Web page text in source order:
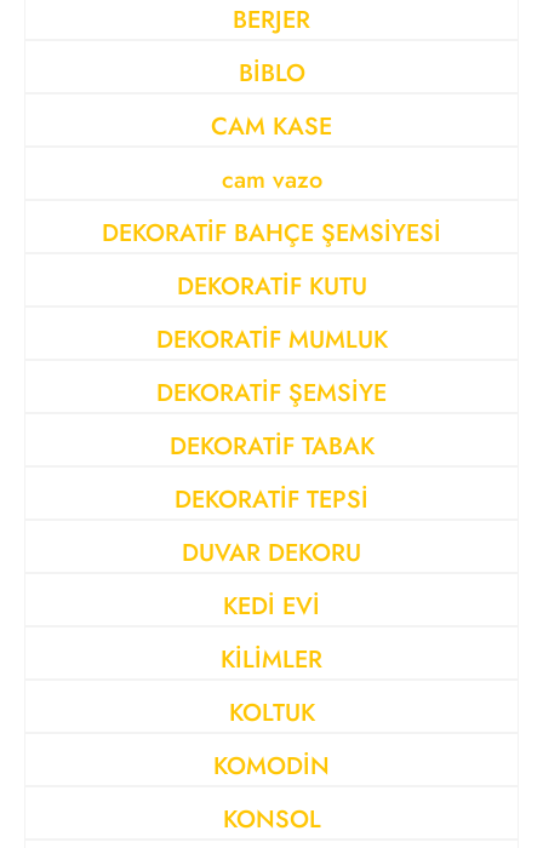
BERJER
BİBLO
CAM KASE
cam vazo
DEKORATİF BAHÇE ŞEMSİYESİ
DEKORATİF KUTU
DEKORATİF MUMLUK
DEKORATİF ŞEMSİYE
DEKORATİF TABAK
DEKORATİF TEPSİ
DUVAR DEKORU
KEDİ EVİ
KİLİMLER
KOLTUK
KOMODİN
KONSOL